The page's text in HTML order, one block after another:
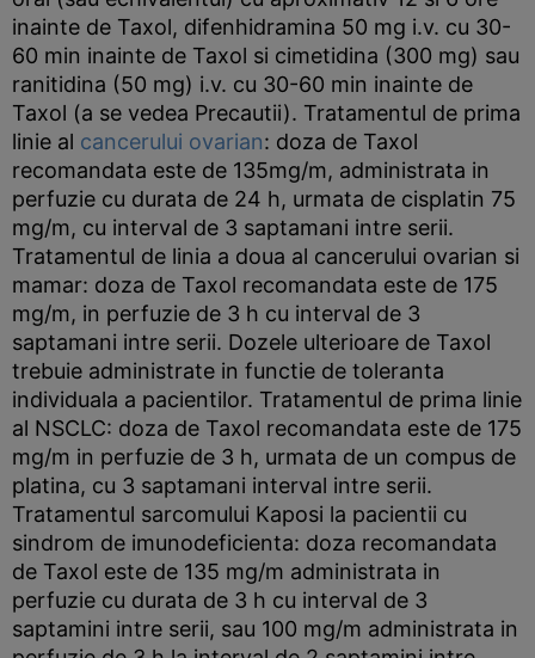
inainte de Taxol, difenhidramina 50 mg i.v. cu 30-
60 min inainte de Taxol si cimetidina (300 mg) sau
ranitidina (50 mg) i.v. cu 30-60 min inainte de
Taxol (a se vedea Precautii). Tratamentul de prima
linie al cancerului ovarian: doza de Taxol
recomandata este de 135mg/m, administrata in
perfuzie cu durata de 24 h, urmata de cisplatin 75
mg/m, cu interval de 3 saptamani intre serii.
Tratamentul de linia a doua al cancerului ovarian si
mamar: doza de Taxol recomandata este de 175
mg/m, in perfuzie de 3 h cu interval de 3
saptamani intre serii. Dozele ulterioare de Taxol
trebuie administrate in functie de toleranta
individuala a pacientilor. Tratamentul de prima linie
al NSCLC: doza de Taxol recomandata este de 175
mg/m in perfuzie de 3 h, urmata de un compus de
platina, cu 3 saptamani interval intre serii.
Tratamentul sarcomului Kaposi la pacientii cu
sindrom de imunodeficienta: doza recomandata
de Taxol este de 135 mg/m administrata in
perfuzie cu durata de 3 h cu interval de 3
saptamini intre serii, sau 100 mg/m administrata in